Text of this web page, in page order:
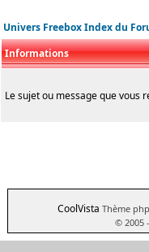
Univers Freebox Index du
Informations
Le sujet ou message que vous
CoolVista Thème
© 2005